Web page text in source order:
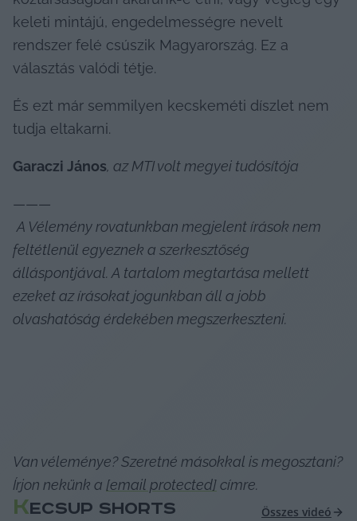
keleti mintájú, engedelmességre nevelt
rendszer felé csúszik Magyarország. Ez a
választás valódi tétje.
És ezt már semmilyen kecskeméti díszlet nem
tudja eltakarni.
Garaczi János, az MTI volt megyei tudósítója
———
A Vélemény rovatunkban megjelent írások nem
feltétlenül egyeznek a szerkesztőség
álláspontjával. A tartalom megtartása mellett
ezeket az írásokat jogunkban áll a jobb
olvashatóság érdekében megszerkeszteni.
Van véleménye? Szeretné másokkal is megosztani?
Írjon nekünk a [email protected] címre.
KECSUP SHORTS Összes videó